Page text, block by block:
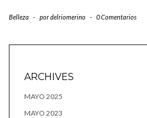
Belleza - pordelriomerino - 0 Comentarios
ARCHIVES
MAYO 2025
MAYO 2023